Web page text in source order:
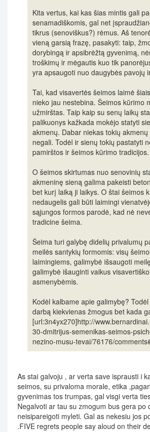
Kita vertus, kai kas šias mintis gali
senamadiškomis, gal net
tikrus (senoviškus?) rėmus. Aš
vieną garsią frazę, pasakyti: taip,
dorybingą ir apsibrėžtą gyvenimą,
troškimų ir mėgautis kuo tik
yra apsaugoti nuo daugybės pavojų
Tai, kad visavertės šeimos laimė
nieko jau nestebina. Šeimos kūrimo
užmirštas. Taip kaip su senų laikų
palikuonys kažkada mokėjo statyti
akmenų. Dabar niekas tokių
negali. Todėl ir sienų tokių pastatyti
pamirštos ir šeimos kūrimo tradicijos.
O šeimos skirtumas nuo senovinių
akmeninę sieną galima pakeisti
bet kurį laiką ji laikys. O štai šeimos
nedaugelis gali būti laimingi
sąjungos formos parodė, kad nė
tradicine šeima.
Šeima turi galybę didelių privalumų
meilės santykių formomis: visų
laimingiems, galimybė išsaugoti
galimybė išauginti vaikus
asmenybėmis.
Kodėl kalbame apie galimybę?
darbą kiekvienas žmogus bet kada
[url:3n4yx270]http://
30-dmitrijus-semenikas-seimos-
nezino-musu-tevai/76176/
As stai galvoju , ar verta save isprausti i
seimos, su privaloma morale, etika
gyvenimas tos trumpas, gal visgi verta
Negalvoti ar tau su zmogum bus gera po
neisipareigoti myleti. Gal as nekesiu jos
.FIVE regrets people say aloud on their